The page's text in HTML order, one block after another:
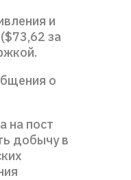
и
за
о
на пост
добычу в